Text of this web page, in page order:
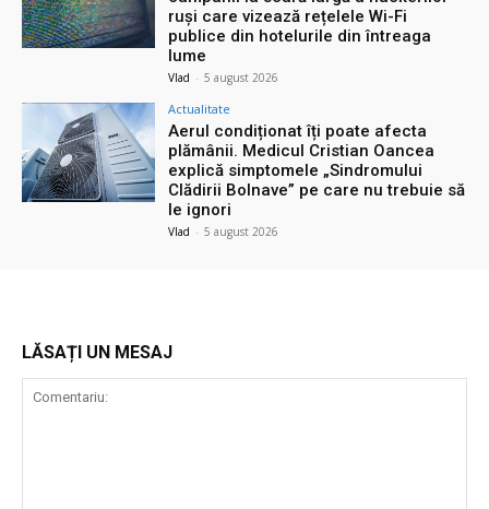
ruși care vizează rețelele Wi-Fi
publice din hotelurile din întreaga
lume
Vlad - 5 august 2026
Actualitate
Aerul condiționat îți poate afecta
plămânii. Medicul Cristian Oancea
explică simptomele „Sindromului
Clădirii Bolnave” pe care nu trebuie să
le ignori
Vlad - 5 august 2026
LĂSAȚI UN MESAJ